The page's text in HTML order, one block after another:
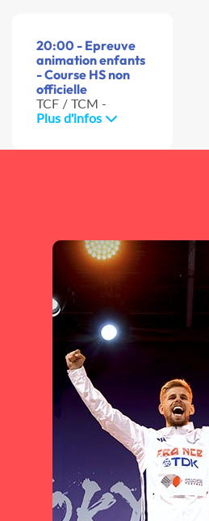
20:00 - Epreuve
animation enfants
- Course HS non
officielle
TCF / TCM -
Plus d'infos